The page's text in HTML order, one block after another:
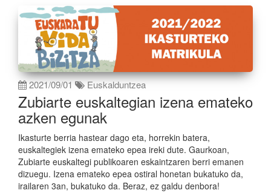
2021/09/01 Euskalduntzea
Zubiarte euskaltegian izena emateko
azken egunak
Ikasturte berria hastear dago eta, horrekin batera,
euskaltegiek izena emateko epea ireki dute. Gaurkoan,
Zubiarte euskaltegi publikoaren eskaintzaren berri emanen
dizuegu. Izena emateko epea ostiral honetan bukatuko da,
irailaren 3an, bukatuko da. Beraz, ez galdu denbora!